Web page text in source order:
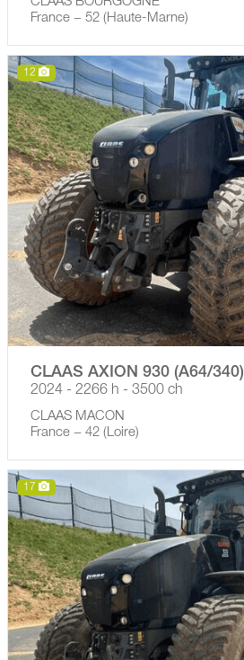
France − 52 (Haute-Marne)
12
CLAAS AXION 930 (A64/340)
2024 - 2266 h - 3500 ch
CLAAS MACON
France − 42 (Loire)
17